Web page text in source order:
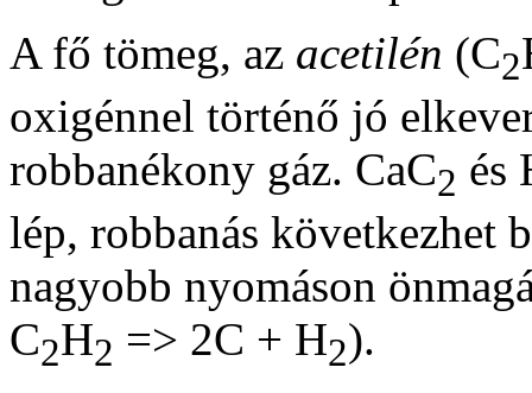
A fő tömeg, az acetilén (C2
oxigénnel történő jó
robbanékony gáz. CaC2 és
lép, robbanás következhet
nagyobb nyomáson
C2H2 => 2C + H2).